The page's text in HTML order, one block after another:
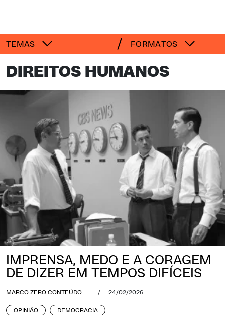
TEMAS FORMATOS
DIREITOS HUMANOS
IMPRENSA, MEDO E A CORAGEM
DE DIZER EM TEMPOS DIFÍCEIS
MARCO ZERO CONTEÚDO / 24/02/2026
OPINIÃO DEMOCRACIA